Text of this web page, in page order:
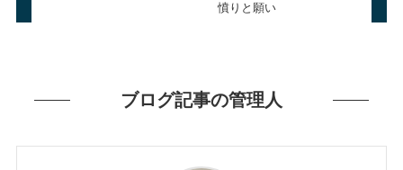
憤りと願い
ブログ記事の管理人